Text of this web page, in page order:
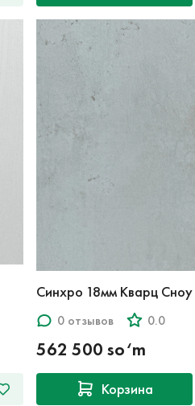
Синхро 18мм Кварц Сноу
0 отзывов 0.0
562 500 so‘m
Корзина